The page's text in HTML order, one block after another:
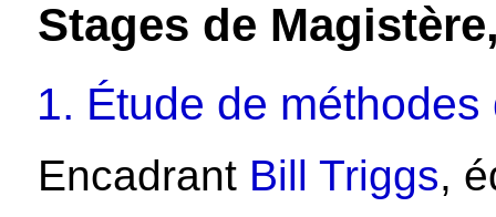
Stages de
1. Étude de
Encadrant Bill Triggs,